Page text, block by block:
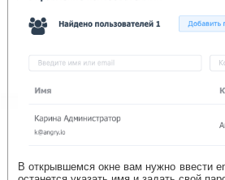
В открывшемся окне вам нужно ввести